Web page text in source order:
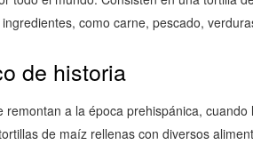
como carne, pescado,
de historia
remontan a la época prehispánica,
de maíz rellenas con diversos